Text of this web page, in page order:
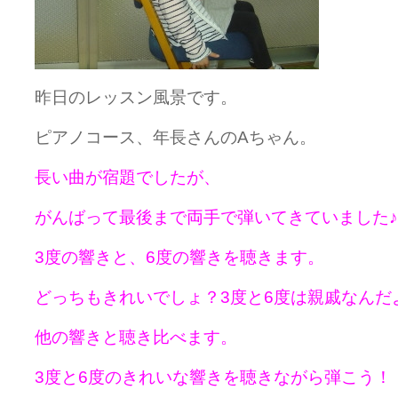
昨日のレッスン風景です。
ピアノコース、年長さんのAちゃん。
長い曲が宿題でしたが、
がんばって最後まで両手で弾いてきていました♪
3度の響きと、6度の響きを聴きます。
どっちもきれいでしょ？3度と6度は親戚なんだ
他の響きと聴き比べます。
3度と6度のきれいな響きを聴きながら弾こう！